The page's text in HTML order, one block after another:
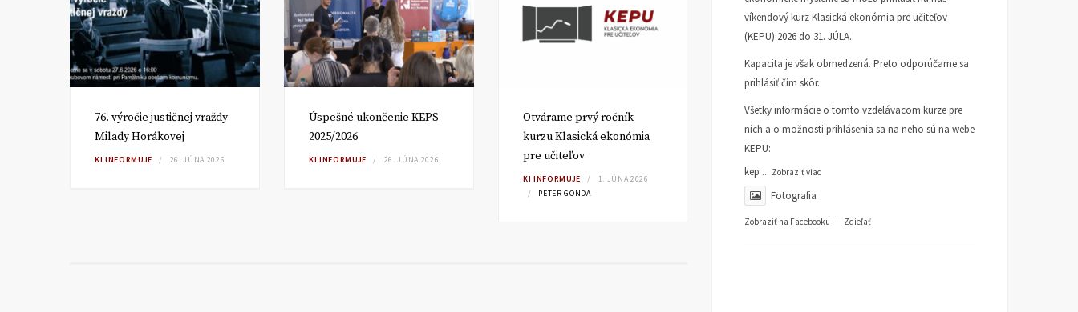
76. výročie justičnej vraždy
Milady Horákovej
KI INFORMUJE 26. JÚNA 2026
Úspešné ukončenie KEPS
2025/2026
KI INFORMUJE 26. JÚNA 2026
Otvárame prvý ročník
kurzu Klasická ekonómia
pre učiteľov
KI INFORMUJE
1. JÚNA 2026
PETER GONDA
Mlieko & Med Peter Zajac 80
víkendový kurz Klasická ekonómia pre učiteľov
(KEPU) 2026 do 31. JÚLA.
Kapacita je však obmedzená. Preto odporúčame sa
prihlásiť čím skôr.
Všetky informácie o tomto vzdelávacom kurze pre
nich a o možnosti prihlásenia sa na neho sú na webe
KEPU:
kep ... Zobraziť viac
Fotografia
Zobraziť na Facebooku · Zdieľať